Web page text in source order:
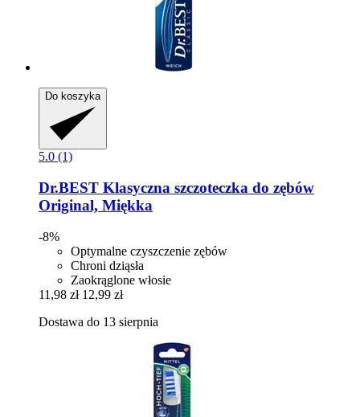
Do koszyka
5.0 (1)
Dr.BEST Klasyczna szczoteczka do zębów
Original, Miękka
-8%
Optymalne czyszczenie zębów
Chroni dziąsła
Zaokrąglone włosie
11,98 zł 12,99 zł
Dostawa do 13 sierpnia